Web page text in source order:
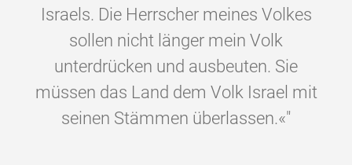
Israels. Die Herrscher meines Volkes
sollen nicht länger mein Volk
unterdrücken und ausbeuten. Sie
müssen das Land dem Volk Israel mit
seinen Stämmen überlassen.«"